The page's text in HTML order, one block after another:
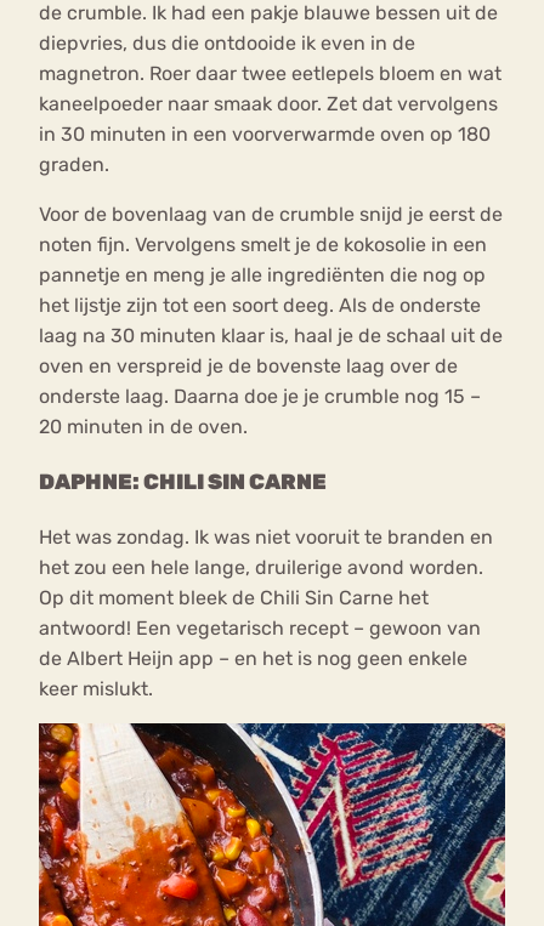
de crumble. Ik had een pakje blauwe bessen uit de
diepvries, dus die ontdooide ik even in de
magnetron. Roer daar twee eetlepels bloem en wat
kaneelpoeder naar smaak door. Zet dat vervolgens
in 30 minuten in een voorverwarmde oven op 180
graden.
Voor de bovenlaag van de crumble snijd je eerst de
noten fijn. Vervolgens smelt je de kokosolie in een
pannetje en meng je alle ingrediënten die nog op
het lijstje zijn tot een soort deeg. Als de onderste
laag na 30 minuten klaar is, haal je de schaal uit de
oven en verspreid je de bovenste laag over de
onderste laag. Daarna doe je je crumble nog 15 –
20 minuten in de oven.
DAPHNE: CHILI SIN CARNE
Het was zondag. Ik was niet vooruit te branden en
het zou een hele lange, druilerige avond worden.
Op dit moment bleek de Chili Sin Carne het
antwoord! Een vegetarisch recept – gewoon van
de Albert Heijn app – en het is nog geen enkele
keer mislukt.